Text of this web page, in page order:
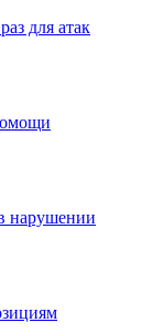
для атак
нарушении